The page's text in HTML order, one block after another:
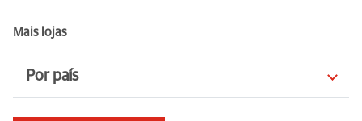
Mais lojas
Por país